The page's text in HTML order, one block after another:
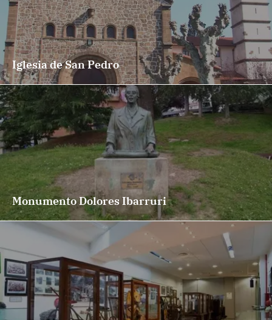
Iglesia de San Pedro
Monumento Dolores Ibarruri